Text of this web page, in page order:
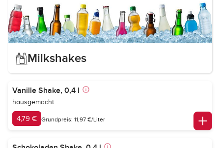
Milkshakes
Vanille Shake, 0,4 l
hausgemacht
4,79 € Grundpreis: 11,97 €/Liter